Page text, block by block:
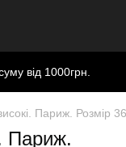
від 1000грн.
Париж. Розмір
Париж.